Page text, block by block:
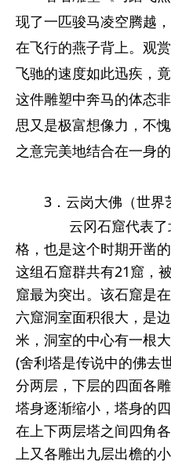
现了一匹骏马凌空腾越
在飞行的燕子背上。观
飞驰的速度如此迅疾，
这件雕塑中奔马的体态
思又是极富想像力，不
之意完美地结合在一身的
3．云岗大佛（世界
云冈石窟代表了
格，也是这个时期开凿
这组石窟群共有21窟，
窟最为突出。该石窟是
六窟洞室面积很大，是
米，洞室的中心有一根
(舍利塔是传说中的佛去
分两层，下层的四面各
塔身逐渐缩小，塔身的
在上下两层塔之间四角
上又各雕出九层出檐的